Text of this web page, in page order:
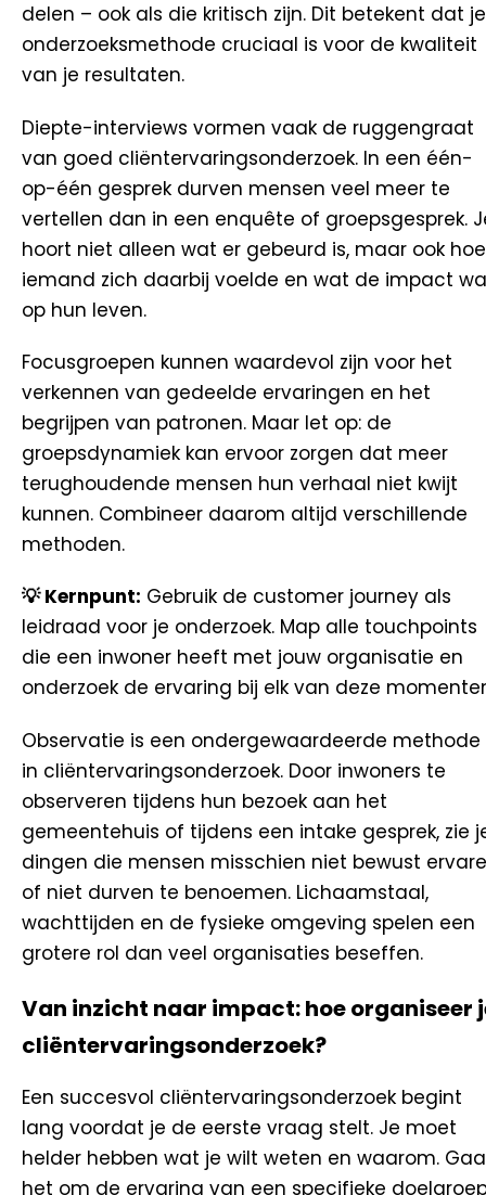
delen – ook als die kritisch zijn. Dit betekent dat je
onderzoeksmethode cruciaal is voor de kwaliteit
van je resultaten.
Diepte-interviews vormen vaak de ruggengraat
van goed cliëntervaringsonderzoek. In een één-
op-één gesprek durven mensen veel meer te
vertellen dan in een enquête of groepsgesprek.
hoort niet alleen wat er gebeurd is, maar ook hoe
iemand zich daarbij voelde en wat de impact
op hun leven.
Focusgroepen kunnen waardevol zijn voor het
verkennen van gedeelde ervaringen en het
begrijpen van patronen. Maar let op: de
groepsdynamiek kan ervoor zorgen dat meer
terughoudende mensen hun verhaal niet kwijt
kunnen. Combineer daarom altijd verschillende
methoden.
💡 Kernpunt: Gebruik de customer journey als
leidraad voor je onderzoek. Map alle touchpoints
die een inwoner heeft met jouw organisatie en
onderzoek de ervaring bij elk van deze
Observatie is een ondergewaardeerde methode
in cliëntervaringsonderzoek. Door inwoners te
observeren tijdens hun bezoek aan het
gemeentehuis of tijdens een intake gesprek, zie
dingen die mensen misschien niet bewust
of niet durven te benoemen. Lichaamstaal,
wachttijden en de fysieke omgeving spelen een
grotere rol dan veel organisaties beseffen.
Van inzicht naar impact: hoe organiseer
cliëntervaringsonderzoek?
Een succesvol cliëntervaringsonderzoek begint
lang voordat je de eerste vraag stelt. Je moet
helder hebben wat je wilt weten en waarom.
het om de ervaring van een specifieke